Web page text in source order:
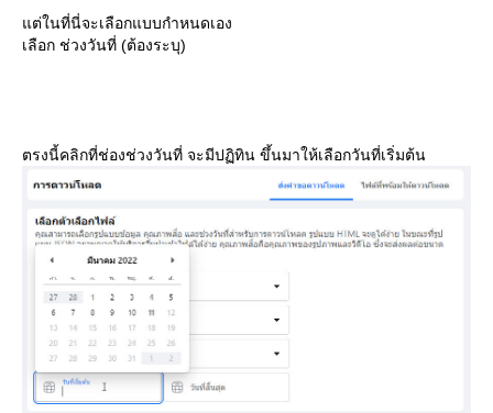
ต่ในที่นี่จะเลือกแบบกำหนดเอง
เลือก ช่วงวันที่ (ต้องระบุ)
ตรงนี้คลิกที่ช่องช่วงวันที่ จะมีปฏิทิน ขึ้นมาให้เลือกวันที่เริ่มต้น